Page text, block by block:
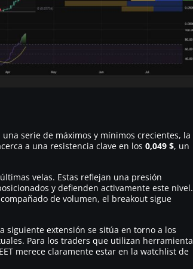
serie de máximos y mínimos crecientes, la
a una resistencia clave en los 0,049 $, un
velas. Estas reflejan una presión
y defienden activamente este nivel.
de volumen, el breakout sigue
siguiente extensión se sitúa en torno a los
Para los traders que utilizan
merece claramente estar en la watchlist de